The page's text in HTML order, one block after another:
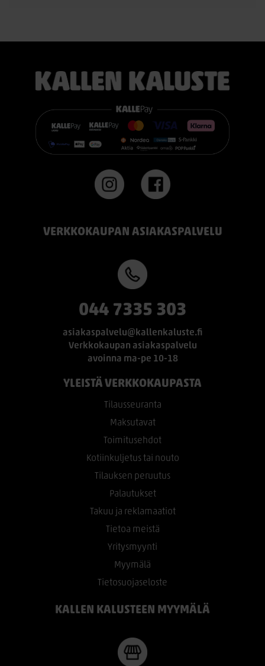
TEMPUR PRO® Firm tarjoaa napakamman tuntuman ja
👉 Katso lisää:
flexible-base-sanky-180x200-21-cm-patjalla
VERKKOKAUPAN ASIAKASPALVELU
044 7335 303
asiakaspalvelu@kallenkaluste.fi
Verkkokaupan asiakaspalvelu
avoinna ma-pe 10-18
YLEISTÄ VERKKOKAUPASTA
Tilausseuranta
Maksutavat
Toimitusehdot
Kotiinkuljetus tai nouto
Tilauksen peruutus
Palautukset
Takuu ja reklamaatiot
Tietoa meistä
Yritysmyynti
Myymälä
Tietosuojaseloste
KALLEN KALUSTEEN MYYMÄLÄ